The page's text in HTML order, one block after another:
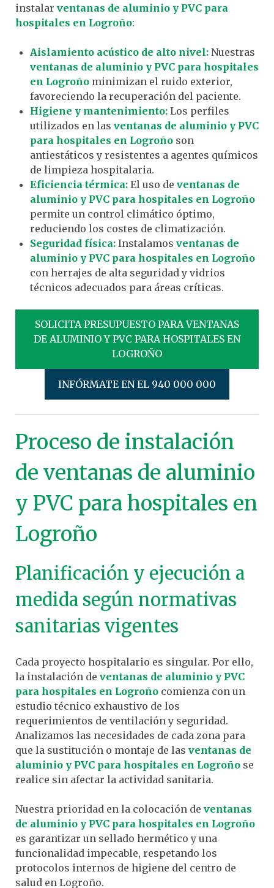
instalar ventanas de aluminio y PVC para
hospitales en Logroño:
Aislamiento acústico de alto nivel: Nuestras
ventanas de aluminio y PVC para hospitales
en Logroño minimizan el ruido exterior,
favoreciendo la recuperación del paciente.
Higiene y mantenimiento: Los perfiles
utilizados en las ventanas de aluminio y PVC
para hospitales en Logroño son
antiestáticos y resistentes a agentes químicos
de limpieza hospitalaria.
Eficiencia térmica: El uso de ventanas de
aluminio y PVC para hospitales en Logroño
permite un control climático óptimo,
reduciendo los costes de climatización.
Seguridad física: Instalamos ventanas de
aluminio y PVC para hospitales en Logroño
con herrajes de alta seguridad y vidrios
técnicos adecuados para áreas críticas.
SOLICITA PRESUPUESTO PARA VENTANAS
DE ALUMINIO Y PVC PARA HOSPITALES EN
LOGROÑO
INFÓRMATE EN EL 940 000 000
Proceso de instalación
de ventanas de aluminio
y PVC para hospitales en
Logroño
Planificación y ejecución a
medida según normativas
sanitarias vigentes
Cada proyecto hospitalario es singular. Por ello,
la instalación de ventanas de aluminio y PVC
para hospitales en Logroño comienza con un
estudio técnico exhaustivo de los
requerimientos de ventilación y seguridad.
Analizamos las necesidades de cada zona para
que la sustitución o montaje de las ventanas de
aluminio y PVC para hospitales en Logroño se
realice sin afectar la actividad sanitaria.
Nuestra prioridad en la colocación de ventanas
de aluminio y PVC para hospitales en Logroño
es garantizar un sellado hermético y una
funcionalidad impecable, respetando los
protocolos internos de higiene del centro de
salud en Logroño.